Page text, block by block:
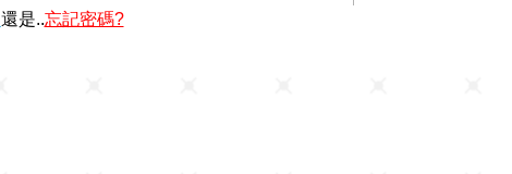
還是..忘記密碼?